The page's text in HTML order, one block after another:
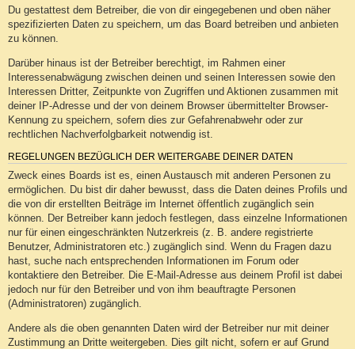
Du gestattest dem Betreiber, die von dir eingegebenen und oben näher
spezifizierten Daten zu speichern, um das Board betreiben und anbieten
zu können.
Darüber hinaus ist der Betreiber berechtigt, im Rahmen einer
Interessenabwägung zwischen deinen und seinen Interessen sowie den
Interessen Dritter, Zeitpunkte von Zugriffen und Aktionen zusammen mit
deiner IP-Adresse und der von deinem Browser übermittelter Browser-
Kennung zu speichern, sofern dies zur Gefahrenabwehr oder zur
rechtlichen Nachverfolgbarkeit notwendig ist.
REGELUNGEN BEZÜGLICH DER WEITERGABE DEINER DATEN
Zweck eines Boards ist es, einen Austausch mit anderen Personen zu
ermöglichen. Du bist dir daher bewusst, dass die Daten deines Profils und
die von dir erstellten Beiträge im Internet öffentlich zugänglich sein
können. Der Betreiber kann jedoch festlegen, dass einzelne Informationen
nur für einen eingeschränkten Nutzerkreis (z. B. andere registrierte
Benutzer, Administratoren etc.) zugänglich sind. Wenn du Fragen dazu
hast, suche nach entsprechenden Informationen im Forum oder
kontaktiere den Betreiber. Die E-Mail-Adresse aus deinem Profil ist dabei
jedoch nur für den Betreiber und von ihm beauftragte Personen
(Administratoren) zugänglich.
Andere als die oben genannten Daten wird der Betreiber nur mit deiner
Zustimmung an Dritte weitergeben. Dies gilt nicht, sofern er auf Grund